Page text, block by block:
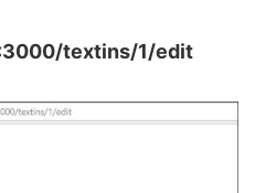
:3000/textins/1/edit